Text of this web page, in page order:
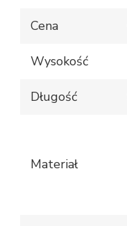
Cena
Wysokość
Długość
Materiał